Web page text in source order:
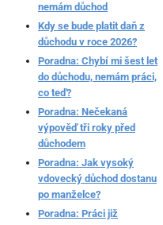
nemám důchod
Kdy se bude platit daň z
důchodu v roce 2026?
Poradna: Chybí mi šest let
do důchodu, nemám práci,
co teď?
Poradna: Nečekaná
výpověď tři roky před
důchodem
Poradna: Jak vysoký
vdovecký důchod dostanu
po manželce?
Poradna: Práci již